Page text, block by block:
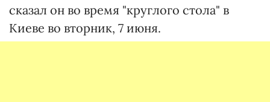
сказал он во время "круглого стола" в
Киеве во вторник, 7 июня.